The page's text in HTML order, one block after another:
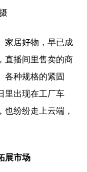
家居好物，早已成
直播间里售卖的商
各种规格的紧固
出现在工厂车
纷纷走上云端，
展市场